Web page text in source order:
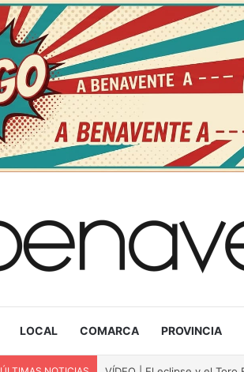
LOCAL COMARCA PROVINCIA